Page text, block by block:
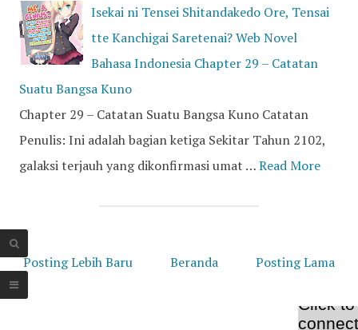
Isekai ni Tensei Shitandakedo Ore, Tensai
tte Kanchigai Saretenai? Web Novel
Bahasa Indonesia Chapter 29 – Catatan
Suatu Bangsa Kuno
Chapter 29 – Catatan Suatu Bangsa Kuno Catatan
Penulis: Ini adalah bagian ketiga Sekitar Tahun 2102,
galaksi terjauh yang dikonfirmasi umat …Read More
Posting Lebih Baru Posting Lama
Beranda